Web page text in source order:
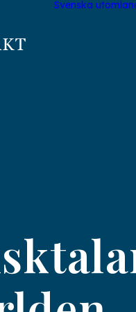
Svenska